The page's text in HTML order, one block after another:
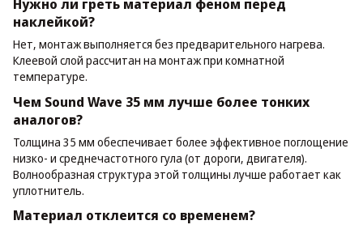
Нужно ли греть материал феном перед
наклейкой?
Нет, монтаж выполняется без предварительного нагрева.
Клеевой слой рассчитан на монтаж при комнатной
температуре.
Чем Sound Wave 35 мм лучше более тонких
аналогов?
Толщина 35 мм обеспечивает более эффективное поглощение
низко- и среднечастотного гула (от дороги, двигателя).
Волнообразная структура этой толщины лучше работает как
уплотнитель.
Материал отклеится со временем?